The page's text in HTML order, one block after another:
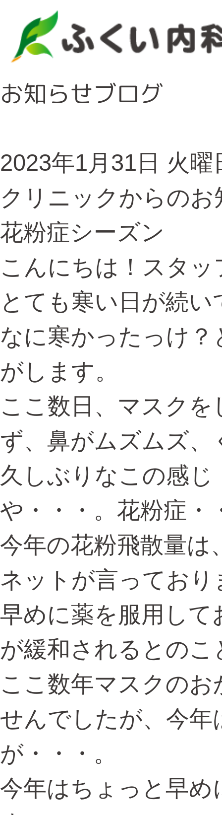
お知らせブログ
2023年1月31日 火曜
クリニックからのお
花粉症シーズン
こんにちは！スタッ
とても寒い日が続
なに寒かったっけ
がします。
ここ数日、マスク
ず、鼻がムズムズ
久しぶりなこの感
や・・・。花粉症・
今年の花粉飛散量は
ネットが言っており
早めに薬を服用し
が緩和されるとのこ
ここ数年マスクの
せんでしたが、今
が・・・。
今年はちょっと早